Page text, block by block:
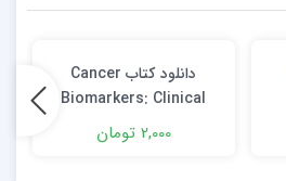
دانلود كتاب Cancer
Biomarkers: Clinical
Aspects and Laboratory
Determination 1st
2,000 تومان